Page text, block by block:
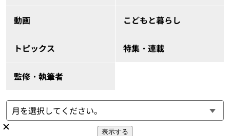
動画 こどもと暮らし
トピックス 特集・連載
監修・執筆者
表示する